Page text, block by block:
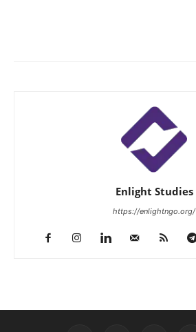
Enlight Studies
https://enlightngo.org/